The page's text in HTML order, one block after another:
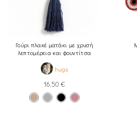
Γούρι πλακέ ματάκι με χρυσή
λεπτομέρεια και φουντίτσα
hugs
16,50 €